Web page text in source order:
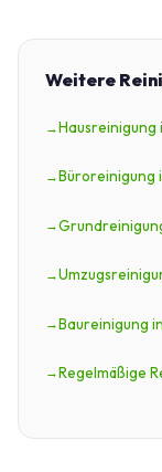
Weitere
Büroreinigung
Baureinigung
Regelmäßige